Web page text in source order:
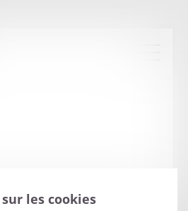
les cookies